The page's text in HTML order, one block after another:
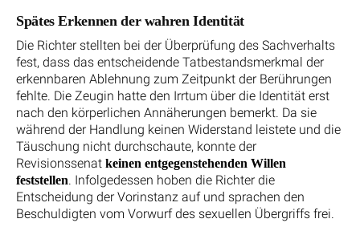
Spätes Erkennen der wahren Identität
Die Richter stellten bei der Überprüfung des Sachverhalts
fest, dass das entscheidende Tatbestandsmerkmal der
erkennbaren Ablehnung zum Zeitpunkt der Berührungen
fehlte. Die Zeugin hatte den Irrtum über die Identität erst
nach den körperlichen Annäherungen bemerkt. Da sie
während der Handlung keinen Widerstand leistete und die
Täuschung nicht durchschaute, konnte der
Revisionssenat keinen entgegenstehenden Willen
feststellen. Infolgedessen hoben die Richter die
Entscheidung der Vorinstanz auf und sprachen den
Beschuldigten vom Vorwurf des sexuellen Übergriffs frei.